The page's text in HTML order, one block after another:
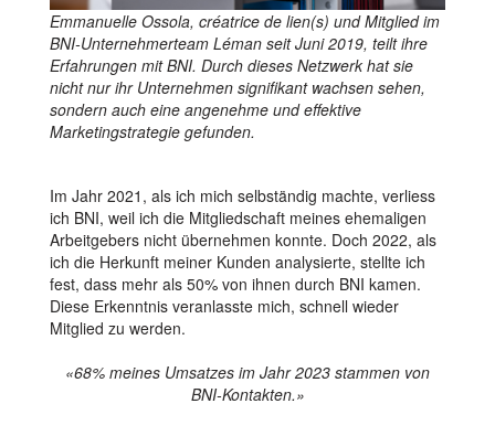
Emmanuelle Ossola, créatrice de lien(s) und Mitglied im
BNI-Unternehmerteam Léman seit Juni 2019, teilt ihre
Erfahrungen mit BNI. Durch dieses Netzwerk hat sie
nicht nur ihr Unternehmen signifikant wachsen sehen,
sondern auch eine angenehme und effektive
Marketingstrategie gefunden.
Im Jahr 2021, als ich mich selbständig machte, verliess
ich BNI, weil ich die Mitgliedschaft meines ehemaligen
Arbeitgebers nicht übernehmen konnte. Doch 2022, als
ich die Herkunft meiner Kunden analysierte, stellte ich
fest, dass mehr als 50% von ihnen durch BNI kamen.
Diese Erkenntnis veranlasste mich, schnell wieder
Mitglied zu werden.
«68% meines Umsatzes im Jahr 2023 stammen von
BNI-Kontakten.»